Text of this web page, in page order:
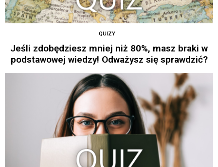
QUIZY
Jeśli zdobędziesz mniej niż 80%, masz braki w
podstawowej wiedzy! Odważysz się sprawdzić?